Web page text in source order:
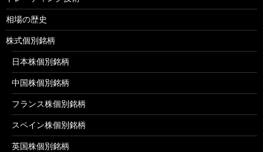
相場の歴史
株式個別銘柄
日本株個別銘柄
中国株個別銘柄
フランス株個別銘柄
スペイン株個別銘柄
英国株個別銘柄